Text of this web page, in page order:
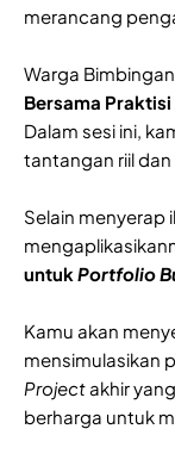
merancang
Warga
Bersama Praktisi
Dalam sesi ini,
tantangan riil dan
Selain menyerap
untuk Portfolio
Kamu akan
mensimulasikan
Projectakhir
berharga untuk